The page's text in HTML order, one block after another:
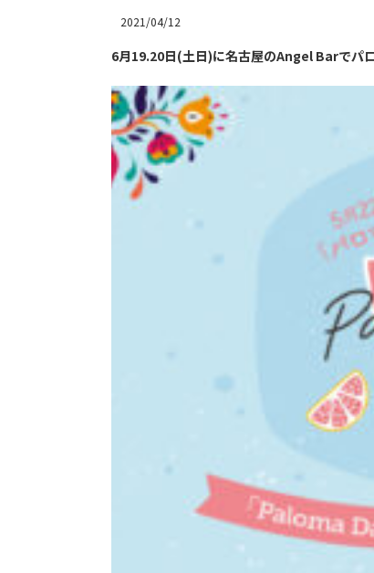
2021/04/12
6月19.20日(土日)に名古屋のAngel Barでパ